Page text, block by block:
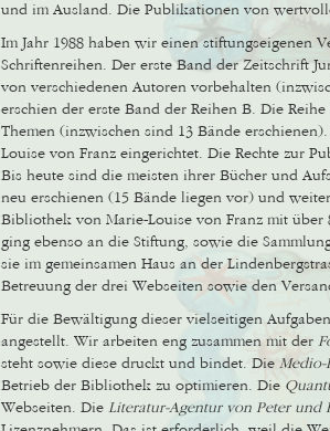
und im Ausland. Die Publikationen von
Im Jahr 1988 haben wir einen stiftungseigenen
Schriftenreihen. Der erste Band der Zeitschrift
von verschiedenen Autoren vorbehalten
erschien der erste Band der Reihen B. Die
Themen (inzwischen sind 13 Bände
Louise von Franz eingerichtet. Die Rechte zur
Bis heute sind die meisten ihrer Bücher und
neu erschienen (15 Bände liegen vor) und
Bibliothek von Marie-Louise von Franz mit
ging ebenso an die Stiftung, sowie die
sie im gemeinsamen Haus an der
Betreuung der drei Webseiten sowie den
Für die Bewältigung dieser vielseitigen
angestellt. Wir arbeiten eng zusammen mit der
steht sowie diese druckt und bindet. Die Medio-
Betrieb der Bibliothek zu optimieren. Die
Webseiten. Die Literatur-Agentur von Peter und